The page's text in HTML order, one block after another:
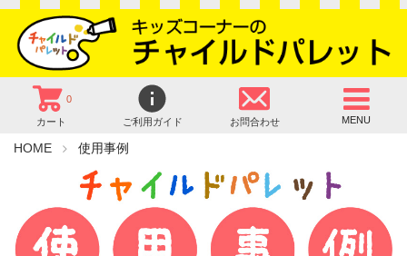
0
カート ご利用ガイド お問合わせ MENU
HOME 使用事例